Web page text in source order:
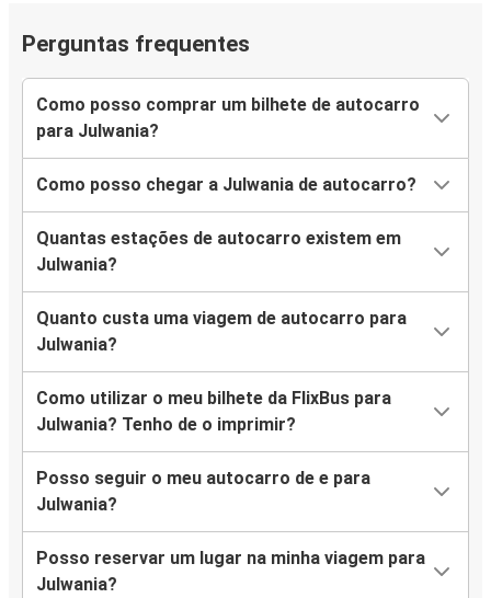
Perguntas frequentes
Como posso comprar um bilhete de autocarro
para Julwania?
Como posso chegar a Julwania de autocarro?
Quantas estações de autocarro existem em
Julwania?
Quanto custa uma viagem de autocarro para
Julwania?
Como utilizar o meu bilhete da FlixBus para
Julwania? Tenho de o imprimir?
Posso seguir o meu autocarro de e para
Julwania?
Posso reservar um lugar na minha viagem para
Julwania?